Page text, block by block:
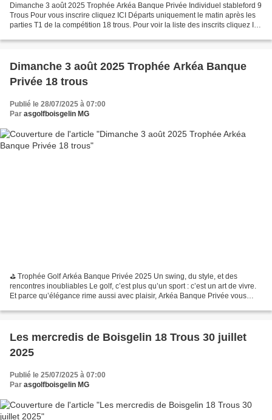
Dimanche 3 août 2025 Trophée Arkéa Banque Privée Individuel stableford 9
Trous Pour vous inscrire cliquez ICI Départs uniquement le matin après les
parties T1 de la compétition 18 trous. Pour voir la liste des inscrits cliquez ICI
Dimanche 3 août 2025 Trophée Arkéa Banque
Privée 18 trous
Publié le 28/07/2025 à 07:00
Par asgolfboisgelin MG
⛳️ Trophée Golf Arkéa Banque Privée 2025 Un swing, du style, et des
rencontres inoubliables Le golf, c’est plus qu’un sport : c’est un art de vivre.
Et parce qu’élégance rime aussi avec plaisir, Arkéa Banque Privée vous
Les mercredis de Boisgelin 18 Trous 30 juillet
2025
Publié le 25/07/2025 à 07:00
Par asgolfboisgelin MG